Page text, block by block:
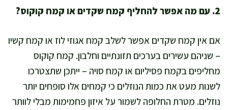
2. עם מה אפשר להחליף קמח שקדים או קמח קוקוס?
אם אין קמח שקדים אפשר לשלב קמח אגוזי לוז או קמח קשיו
– שניהם עשירים בערכים תזונתיים וחלבון. קמח קוקוס
מחליפים בקמח פסיליום או קמח סויה – ייתכן שתצטרכו
לשנות מעט את כמות הנוזלים כי קמחים אלו סופחים יותר
נוזלים. מטרת החלופה לשמור על איזון פחמימות מבלי לוותר